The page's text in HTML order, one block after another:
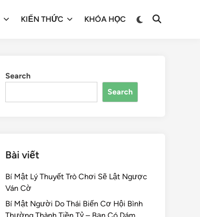
KIẾN THỨC KHÓA HỌC
Search
Search
Bài viết
Bí Mật Lý Thuyết Trò Chơi Sẽ Lật Ngược
Ván Cờ
Bí Mật Người Do Thái Biến Cơ Hội Bình